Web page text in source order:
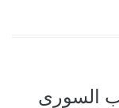
السورى